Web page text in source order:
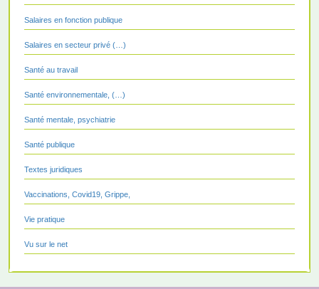
Salaires en fonction publique
Salaires en secteur privé (…)
Santé au travail
Santé environnementale, (…)
Santé mentale, psychiatrie
Santé publique
Textes juridiques
Vaccinations, Covid19, Grippe,
Vie pratique
Vu sur le net